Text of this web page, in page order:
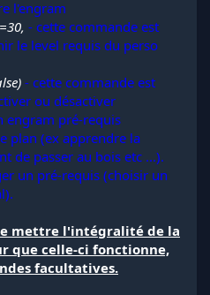
l'engram
- cette commande est
le level requis du perso
- cette commande est
ou désactiver
engram pré-requis
plan (ex apprendre la
de passer au bois etc ...).
un pré-requis (choisir un
mettre l'intégralité de la
que celle-ci fonctionne,
facultatives.